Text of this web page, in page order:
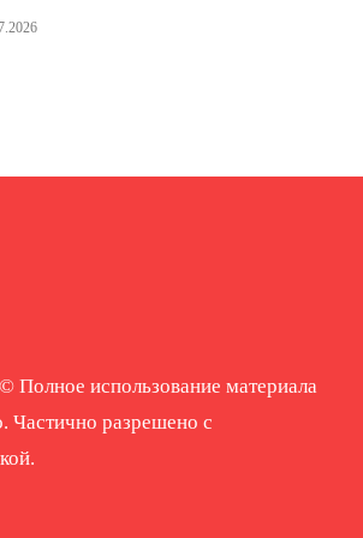
Полное использование материала
Частично разрешено с